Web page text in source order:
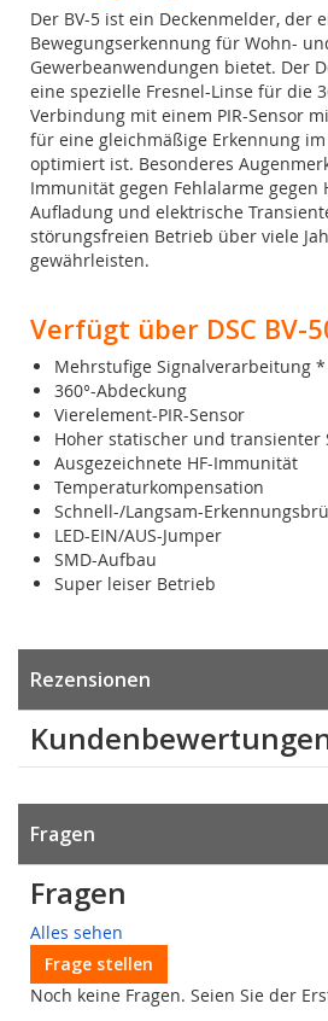
Der BV-5 ist ein Deckenmelder, der
Bewegungserkennung für Wohn-
Gewerbeanwendungen bietet. Der
eine spezielle Fresnel-Linse für die
Verbindung mit einem PIR-Sensor
für eine gleichmäßige Erkennung
optimiert ist. Besonderes
Immunität gegen Fehlalarme gegen
Aufladung und elektrische
störungsfreien Betrieb über viele
gewährleisten.
Verfügt über DSC BV-
Mehrstufige Signalverarbeitung *
360°-Abdeckung
Vierelement-PIR-Sensor
Hoher statischer und transienter
Ausgezeichnete HF-Immunität
Temperaturkompensation
Schnell-/Langsam-
LED-EIN/AUS-Jumper
SMD-Aufbau
Super leiser Betrieb
Rezensionen
Fragen
Fragen
Alles sehen
Frage stellen
Noch keine Fragen. Seien Sie der